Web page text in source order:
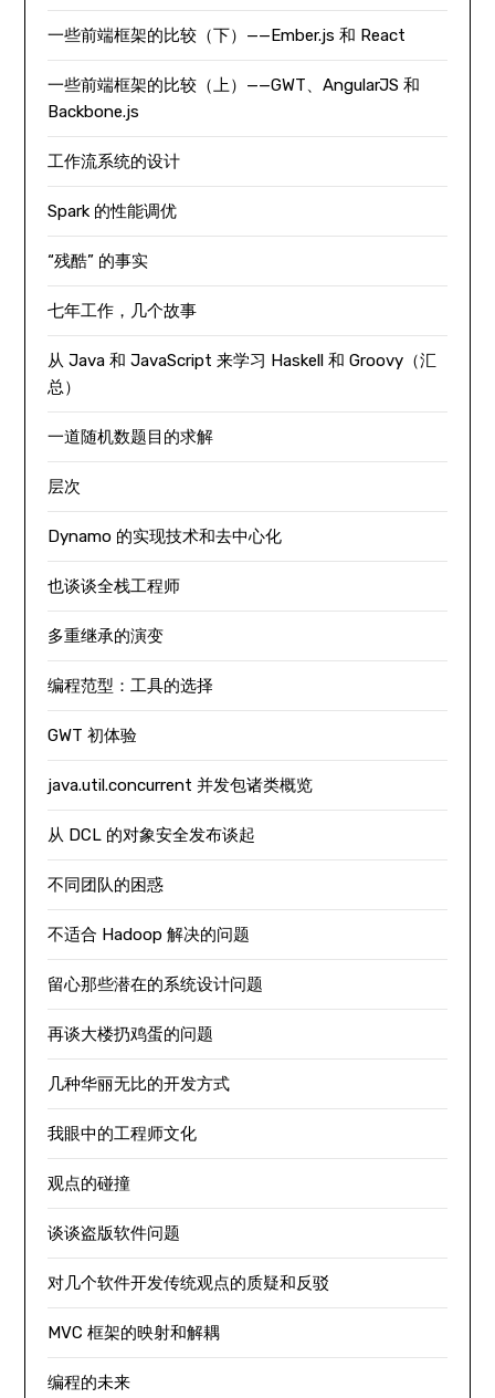
一些前端框架的比较（下）——Ember.js 和 React
一些前端框架的比较（上）——GWT、AngularJS 和
Backbone.js
工作流系统的设计
Spark 的性能调优
“残酷” 的事实
七年工作，几个故事
从 Java 和 JavaScript 来学习 Haskell 和 Groovy（汇
总）
一道随机数题目的求解
层次
Dynamo 的实现技术和去中心化
也谈谈全栈工程师
多重继承的演变
编程范型：工具的选择
GWT 初体验
java.util.concurrent 并发包诸类概览
从 DCL 的对象安全发布谈起
不同团队的困惑
不适合 Hadoop 解决的问题
留心那些潜在的系统设计问题
再谈大楼扔鸡蛋的问题
几种华丽无比的开发方式
我眼中的工程师文化
观点的碰撞
谈谈盗版软件问题
对几个软件开发传统观点的质疑和反驳
MVC 框架的映射和解耦
编程的未来